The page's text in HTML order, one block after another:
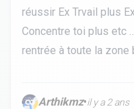
réussir Ex Trvail plus
Concentre toi plus etc
rentrée à toute la zone
Arthikmz•il y a 2 ans